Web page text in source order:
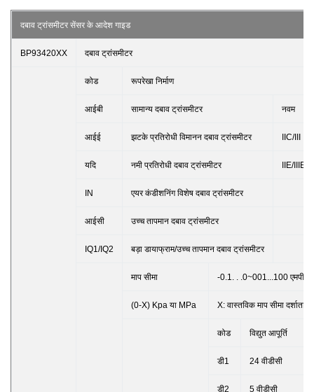
दबाव ट्रांसमीटर सेंसर के आदेश गाइड
BP93420XX दबाव ट्रांसमीटर
कोड रूपरेखा निर्माण
आईबी सामान्य दबाव ट्रांसमीटर नवम
आईई झटके प्रतिरोधी विमानन दबाव ट्रांसमीटर IIC/III
यदि नमी प्रतिरोधी दबाव ट्रांसमीटर IIE/IIIE
IN एयर कंडीशनिंग विशेष दबाव ट्रांसमीटर
आईसी उच्च तापमान दबाव ट्रांसमीटर
IQ1/IQ2 बड़ा डायाफ्राम/उच्च तापमान दबाव ट्रांसमीटर
माप सीमा -0.1. . .0~001...100 एमपीए
(0-X) Kpa या MPa X: वास्तविक माप सीमा दर्शाता है
कोड विद्युत आपूर्ति
डी1 24 वीडीसी
डी2 5 वीडीसी